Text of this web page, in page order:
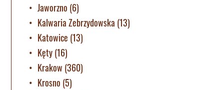
Jaworzno (6)
Kalwaria Zebrzydowska (13)
Katowice (13)
Kęty(16)
Krakow (360)
Krosno (5)